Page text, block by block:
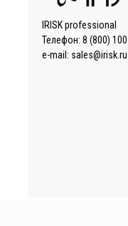
IRISK professional
Телефон: 8 (800)
e-mail: sales@irisk.ru